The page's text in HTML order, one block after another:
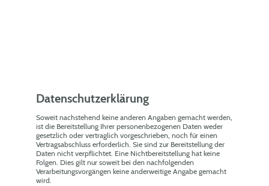
Datenschutzerklärung
Soweit nachstehend keine anderen Angaben gemacht werden,
ist die Bereitstellung Ihrer personenbezogenen Daten weder
gesetzlich oder vertraglich vorgeschrieben, noch für einen
Vertragsabschluss erforderlich. Sie sind zur Bereitstellung der
Daten nicht verpflichtet. Eine Nichtbereitstellung hat keine
Folgen. Dies gilt nur soweit bei den nachfolgenden
Verarbeitungsvorgängen keine anderweitige Angabe gemacht
wird.